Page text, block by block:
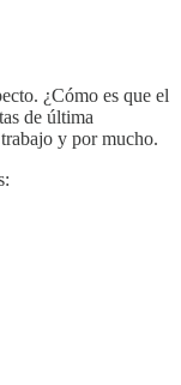
¿Cómo es que el
de última
y por mucho.